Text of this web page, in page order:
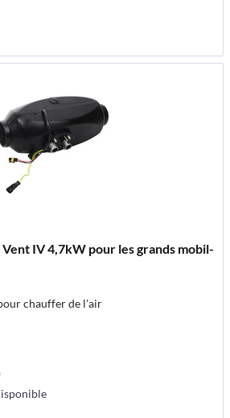
IV 4,7kW pour les grands mobil-
chauffer de l'air